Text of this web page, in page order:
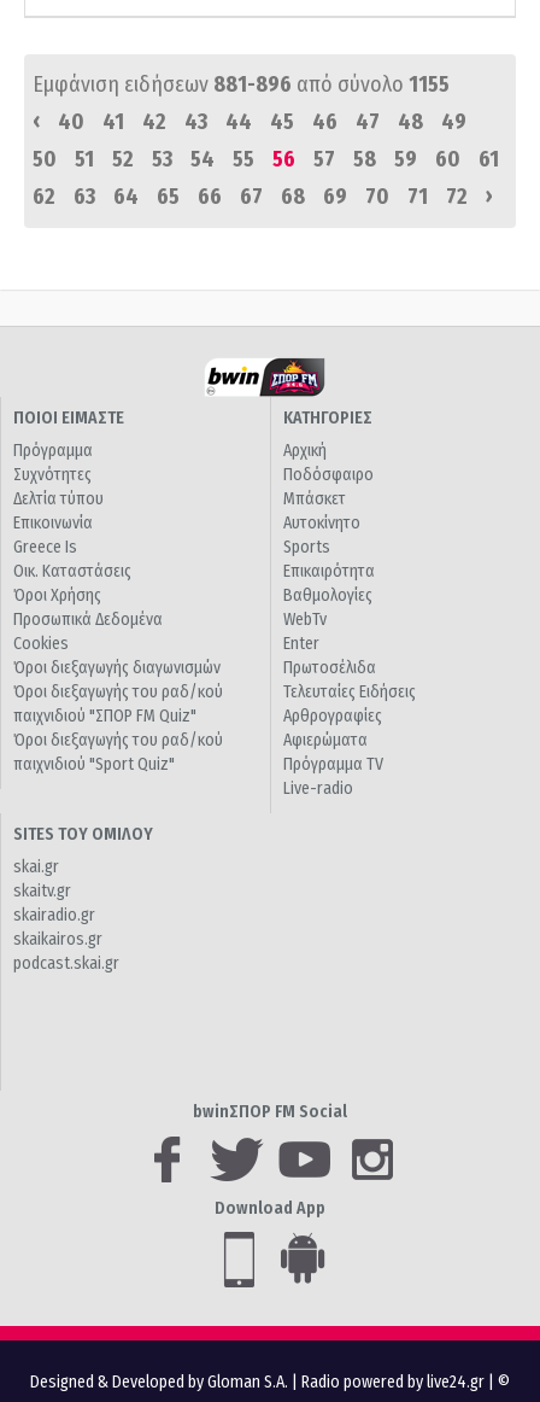
Εμφάνιση ειδήσεων 881-896 από σύνολο 1155
‹
40 41 42 43 44 45 46 47 48
49
50
51 52 53 54 55 56 57 58 59 60
61
62
63 64 65 66 67 68 69 70 71 72 ›
ΠΟΙΟΙ ΕΙΜΑΣΤΕ
Πρόγραμμα
Συχνότητες
Δελτία τύπου
Επικοινωνία
Greece Is
Οικ. Καταστάσεις
Όροι Χρήσης
Προσωπικά Δεδομένα
Cookies
Όροι διεξαγωγής διαγωνισμών
Όροι διεξαγωγής του ραδ/κού
παιχνιδιού "ΣΠΟΡ FM Quiz"
Όροι διεξαγωγής του ραδ/κού
παιχνιδιού "Sport Quiz"
ΚΑΤΗΓΟΡΙΕΣ
Αρχική
Ποδόσφαιρο
Μπάσκετ
Αυτοκίνητο
Sports
Επικαιρότητα
Βαθμολογίες
WebTv
Enter
Πρωτοσέλιδα
Τελευταίες Ειδήσεις
Αρθρογραφίες
Αφιερώματα
Πρόγραμμα TV
Live-radio
SITES ΤΟΥ ΟΜΙΛΟΥ
skai.gr
skaitv.gr
skairadio.gr
skaikairos.gr
podcast.skai.gr
bwinΣΠΟΡ FM Social
Download App
Designed & Developed by Gloman S.A. Radio powered by live24.gr | ©